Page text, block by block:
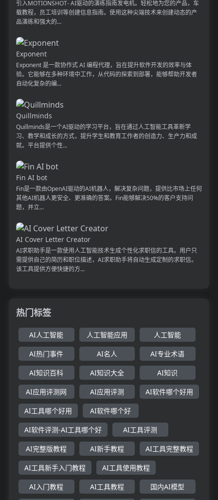
引入MOTIONSHOT- AI驱动的演练指南发电机。轻松地为您的产品，车
载教程，员工培训等创建信息指南。使用这种尖端技术来创建动态的产
品演练和强大的...
Exponent
Exponent 是一款协作式 AI 编程代理，旨在提升软件开发的效率与体
验。它能够在多种环境中工作，从代码的探索到部署，能够帮助开发者
自动化复杂的编...
Quillminds
Quillminds是一个AI驱动的学习平台，旨在通过人工智能工具革新学
习、教学和成长的方式，提升学生和教育工作者的创造力、生产力和成
就。平台提供个性...
Fin AI bot
Fin是一款由OpenAI驱动的AI机器人，解决复杂问题，提供比市场上任何
其他AI机器人更安全、更准确的答案。Fin能够解决50%的客户支持问
题，并立...
AI Cover Letter Creator
AI求职助手是一款使用人工智能技术生成个性化求职信的工具。用户只
需提供自己的简历和职位描述，AI求职助手将自动生成定制的求职信。
该工具提供方便快捷的方...
热门标签
AI人工智能 人工智能应用 人工智能
AI热门事件 AI名人 AI专业术语
AI知识百科 AI知识大全 AI知识
AI应用评测网 AI应用评测 AI软件哪个好用
AI工具哪个好用 AI软件哪个好
AI软件评测-AI工具哪个好 AI工具评测
AI完整版教程 AI新手教程 AI工具完整教程
AI工具新手入门教程 AI工具使用教程
AI入门教程 AI工具教程 国内AI模型